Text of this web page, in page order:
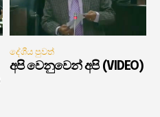
දේශීය පුවත්
අපි වෙනුවෙන් අපි (VIDEO)